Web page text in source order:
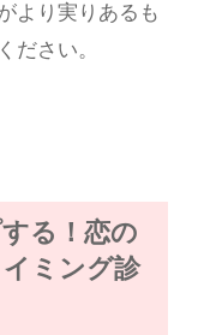
より実りあるも
ださい。
る！恋の
ミング診